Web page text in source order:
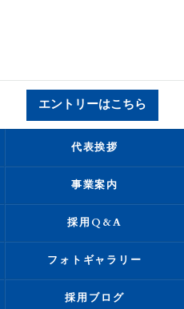
エントリーはこちら
代表挨拶
事業案内
採用Q&A
フォトギャラリー
採用ブログ